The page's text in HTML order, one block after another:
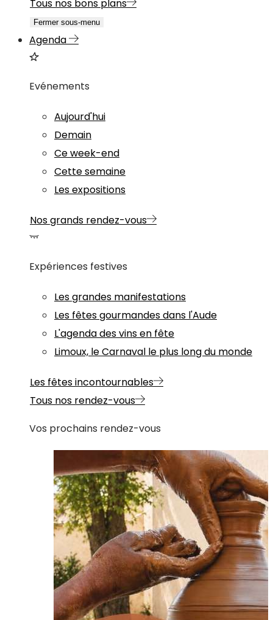
Tous nos bons plans
Fermer sous-menu
Agenda
Evénements
Aujourd'hui
Demain
Ce week-end
Cette semaine
Les expositions
Nos grands rendez-vous
Expériences festives
Les grandes manifestations
Les fêtes gourmandes dans l'Aude
L'agenda des vins en fête
Limoux, le Carnaval le plus long du monde
Les fêtes incontournables
Tous nos rendez-vous
Vos prochains rendez-vous